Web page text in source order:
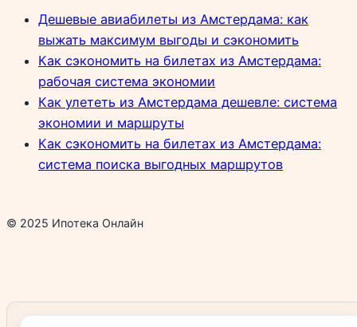
Дешевые авиабилеты из Амстердама: как
выжать максимум выгоды и сэкономить
Как сэкономить на билетах из Амстердама:
рабочая система экономии
Как улететь из Амстердама дешевле: система
экономии и маршруты
Как сэкономить на билетах из Амстердама:
система поиска выгодных маршрутов
© 2025 Ипотека Онлайн